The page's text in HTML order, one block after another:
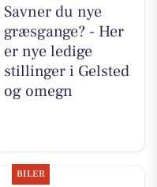
Savner du nye
græsgange? - Her
er nye ledige
stillinger i Gelsted
og omegn
BILER